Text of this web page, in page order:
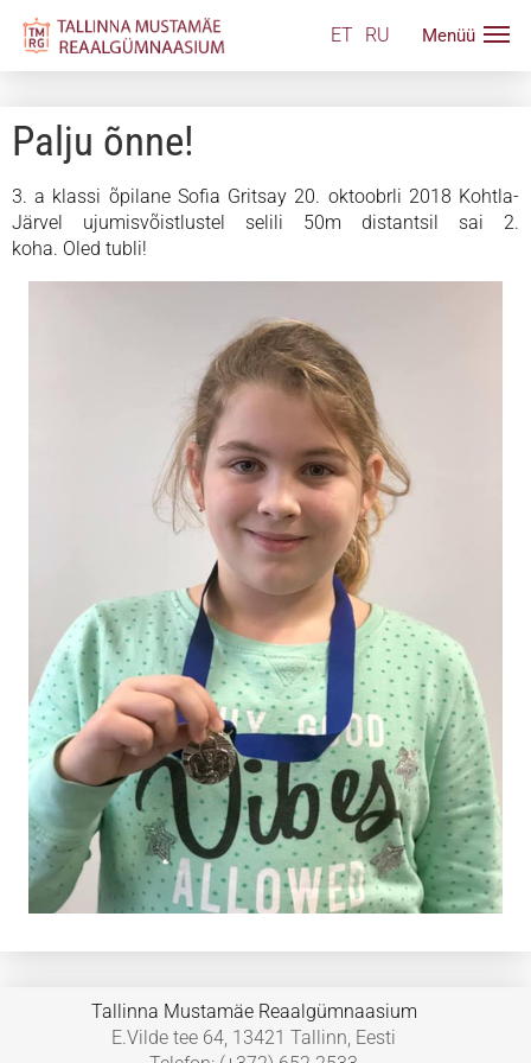
ET RU
Palju õnne!
3. a klassi õpilane Sofia Gritsay 20. oktoobrli 2018 Kohtla-
Järvel ujumisvõistlustel selili 50m distantsil sai 2.
koha. Oled tubli!
Tallinna Mustamäe Reaalgümnaasium
E.Vilde tee 64, 13421 Tallinn, Eesti